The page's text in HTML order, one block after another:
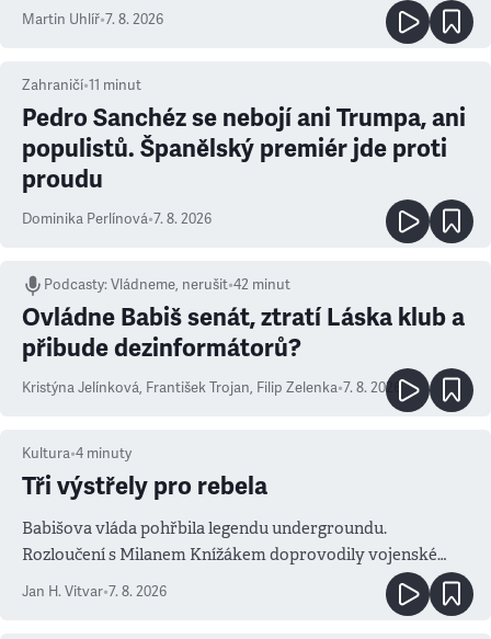
Martin Uhlíř•7. 8. 2026
Zahraničí•11 minut
Pedro Sanchéz se nebojí ani Trumpa, ani
populistů. Španělský premiér jde proti
proudu
Dominika Perlínová•7. 8. 2026
Podcasty:Vládneme, nerušit•42 minut
Ovládne Babiš senát, ztratí Láska klub a
přibude dezinformátorů?
Kristýna Jelínková, František Trojan, Filip Zelenka•7. 8. 2026
Kultura•4 minuty
Tři výstřely pro rebela
Babišova vláda pohřbila legendu undergroundu.
Rozloučení s Milanem Knížákem doprovodily vojenské
salvy i kritika pokrokářů
Jan H. Vitvar•7. 8. 2026